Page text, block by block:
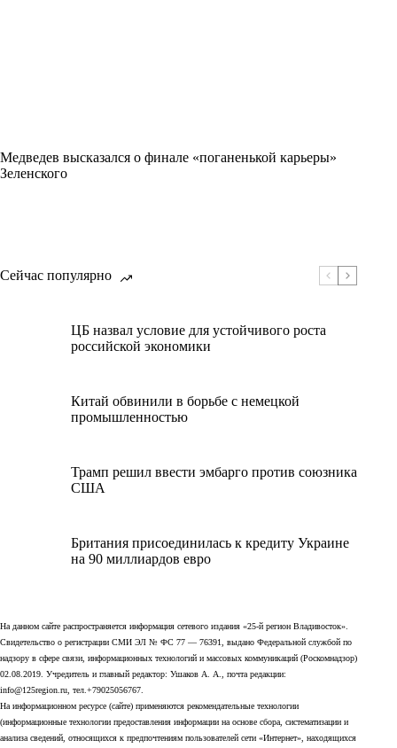
Медведев высказался о финале «поганенькой карьеры»
Зеленского
Сейчас популярно
ЦБ назвал условие для устойчивого роста
российской экономики
Китай обвинили в борьбе с немецкой
промышленностью
Трамп решил ввести эмбарго против союзника
США
Британия присоединилась к кредиту Украине
на 90 миллиардов евро
На данном сайте распространяется информация сетевого издания «25-й регион Владивосток».
Свидетельство о регистрации СМИ ЭЛ № ФС 77 — 76391, выдано Федеральной службой по
надзору в сфере связи, информационных технологий и массовых коммуникаций (Роскомнадзор)
02.08.2019. Учредитель и главный редактор: Ушаков А. А., почта редакции:
info@125region.ru, тел.+79025056767.
На информационном ресурсе (сайте) применяются рекомендательные технологии
(информационные технологии предоставления информации на основе сбора, систематизации и
анализа сведений, относящихся к предпочтениям пользователей сети «Интернет», находящихся